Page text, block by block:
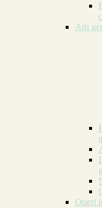
Atti
Oneri